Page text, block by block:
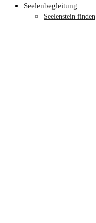
Seelenbegleitung
Seelenstein finden